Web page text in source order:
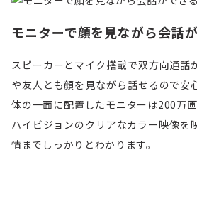
モニターで顔を見ながら会話
スピーカーとマイク搭載で双方向通話
や友人とも顔を見ながら話せるので安
体の一面に配置したモニターは200万
ハイビジョンのクリアなカラー映像を
情までしっかりとわかります。